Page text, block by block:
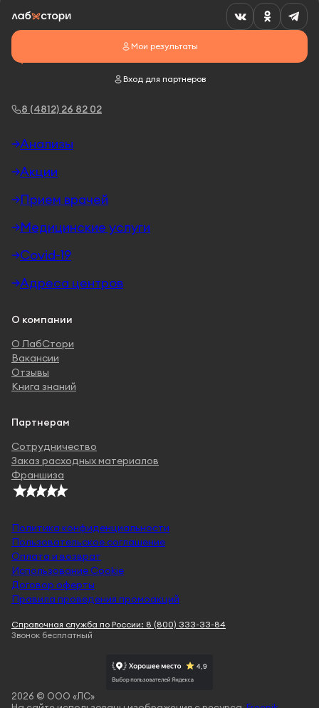
8 (4812) 26 82 02
Мои результаты
Вход для партнеров
Анализы
Акции
Прием врачей
Медицинские услуги
Covid-19
Адреса центров
О компании
О ЛабСтори
Вакансии
Отзывы
Книга знаний
Партнерам
Сотрудничество
Заказ расходных материалов
Франшиза
Политика конфиденциальности
Пользовательское соглашение
Оплата и возврат
Использование Cookie
Договор оферты
Правила проведения промоакций
2026 © ООО «ЛС»
Справочная служба по России: 8 (800) 333-33-84
Звонок бесплатный